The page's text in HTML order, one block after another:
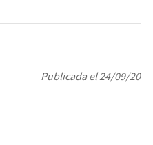
Publicada el 24/09/20